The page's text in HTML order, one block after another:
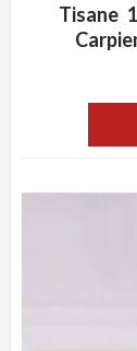
ADD WISHLIST
Tisane